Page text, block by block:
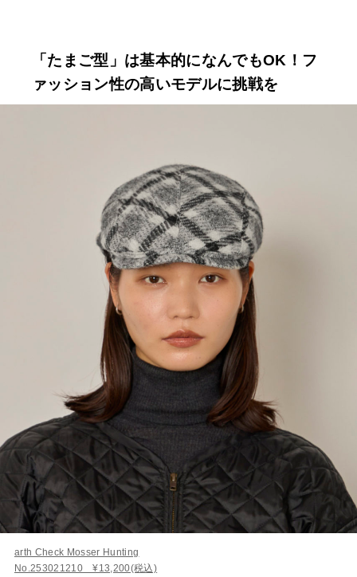
「たまご型」は基本的になんでもOK！フ
ァッション性の高いモデルに挑戦を
arth Check Mosser Hunting
No.253021210 ¥13,200(税込)